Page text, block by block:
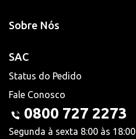
Sobre Nós
SAC
Status do Pedido
Fale Conosco
0800 727 2273
Segunda à sexta 8:00 às 18:00